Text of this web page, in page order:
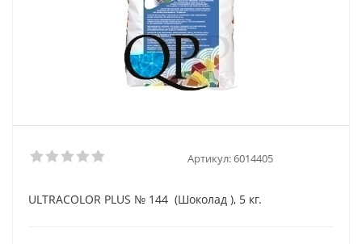
Артикул:6014405
ULTRACOLOR PLUS № 144 (Шоколад ), 5 кг.